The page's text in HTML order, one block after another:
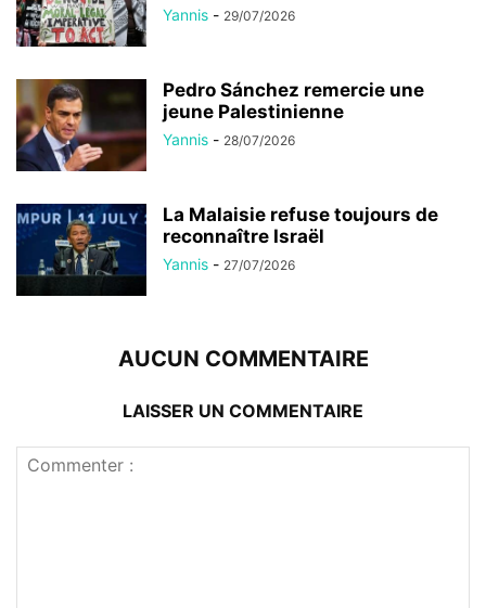
Yannis - 29/07/2026
Pedro Sánchez remercie une
jeune Palestinienne
Yannis - 28/07/2026
La Malaisie refuse toujours de
reconnaître Israël
Yannis - 27/07/2026
AUCUN COMMENTAIRE
LAISSER UN COMMENTAIRE